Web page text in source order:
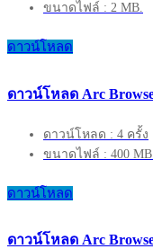
ขนาดไฟล์ : 2 MB.
ดาวน์โหลด
ดาวน์โหลด Arc
ดาวน์โหลด : 4 ครั้ง
ขนาดไฟล์ : 400 MB.
ดาวน์โหลด
ดาวน์โหลด Arc